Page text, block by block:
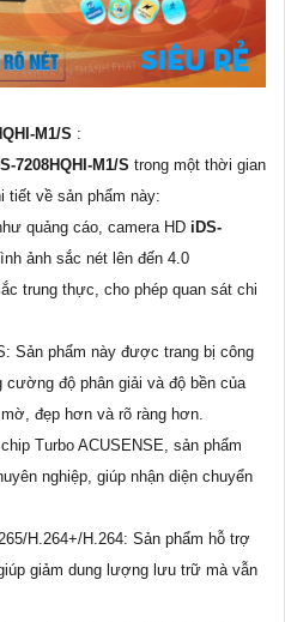
M1/S :
7208HQHI-M1/S trong một thời gian
tiết về sản phẩm này:
quảng cáo, camera HD iDS-
ảnh sắc nét lên đến 4.0
trung thực, cho phép quan sát chi
Sản phẩm này được trang bị công
cường độ phân giải và độ bền của
đẹp hơn và rõ ràng hơn.
Turbo ACUSENSE, sản phẩm
nghiệp, giúp nhận diện chuyển
H.264+/H.264: Sản phẩm hỗ trợ
giảm dung lượng lưu trữ mà vẫn